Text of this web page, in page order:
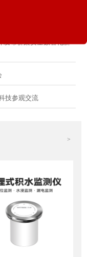
防控创新方案
发布桥梁安全数智化新
技参观交流
>